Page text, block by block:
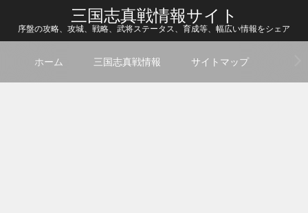
三国志真戦情報サイト
序盤の攻略、攻城、戦略、武将ステータス、育成等、幅広い情報をシェア
ホーム 三国志真戦情報 サイトマップ